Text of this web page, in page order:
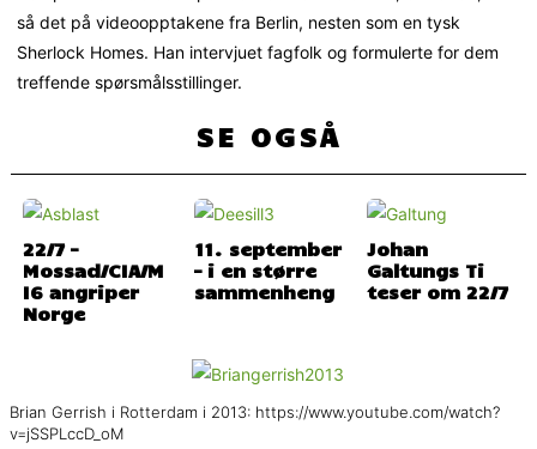
så det på videoopptakene fra Berlin, nesten som en tysk
Sherlock Homes. Han intervjuet fagfolk og formulerte for dem
treffende spørsmålsstillinger.
SE OGSÅ
22/7 –
Mossad/CIA/M
I6 angriper
Norge
11. september
– i en større
sammenheng
Johan
Galtungs Ti
teser om 22/7
Brian Gerrish i Rotterdam i 2013: https://www.youtube.com/watch?
v=jSSPLccD_oM